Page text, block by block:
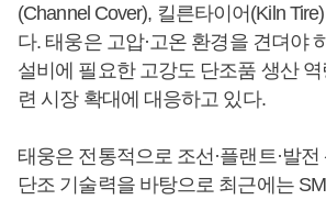
(Channel Cover), 킬른타이어(Kiln
다. 태웅은 고압·고온 환경을 견뎌야
설비에 필요한 고강도 단조품 생산
련 시장 확대에 대응하고 있다.
태웅은 전통적으로 조선·플랜트·발
단조 기술력을 바탕으로 최근에는